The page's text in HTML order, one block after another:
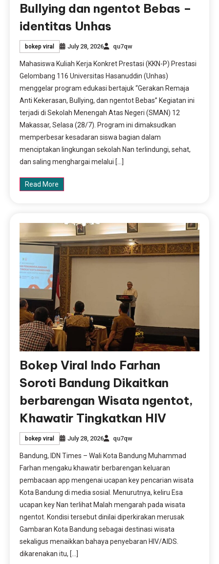
Bullying dan ngentot Bebas –
identitas Unhas
bokep viral July 28, 2026 qu7qw
Mahasiswa Kuliah Kerja Konkret Prestasi (KKN-P) Prestasi
Gelombang 116 Universitas Hasanuddin (Unhas)
menggelar program edukasi bertajuk “Gerakan Remaja
Anti Kekerasan, Bullying, dan ngentot Bebas” Kegiatan ini
terjadi di Sekolah Menengah Atas Negeri (SMAN) 12
Makassar, Selasa (28/7). Program ini dimaksudkan
memperbesar kesadaran siswa bagian dalam
menciptakan lingkungan sekolah Nan terlindungi, sehat,
dan saling menghargai melalui […]
Read More
Bokep Viral Indo Farhan
Soroti Bandung Dikaitkan
berbarengan Wisata ngentot,
Khawatir Tingkatkan HIV
bokep viral July 28, 2026 qu7qw
Bandung, IDN Times – Wali Kota Bandung Muhammad
Farhan mengaku khawatir berbarengan keluaran
pembacaan app mengenai ucapan key pencarian wisata
Kota Bandung di media sosial. Menurutnya, keliru Esa
ucapan key Nan terlihat Malah mengarah pada wisata
ngentot. Kondisi tersebut dinilai diperkirakan merusak
Gambaran Kota Bandung sebagai destinasi wisata
sekaligus menaikkan bahaya penyebaran HIV/AIDS.
dikarenakan itu, […]